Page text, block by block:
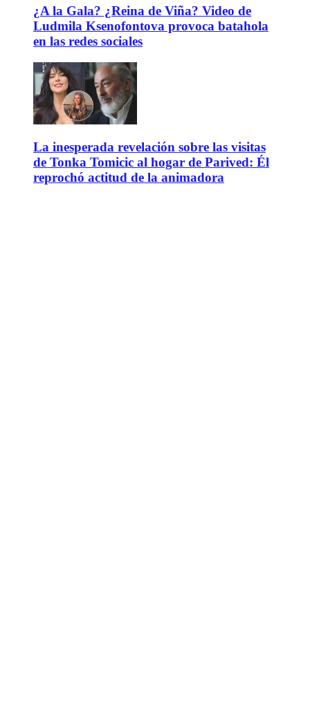
¿A la Gala? ¿Reina de Viña? Video de
Ludmila Ksenofontova provoca batahola
en las redes sociales
La inesperada revelación sobre las visitas
de Tonka Tomicic al hogar de Parived: Él
reprochó actitud de la animadora